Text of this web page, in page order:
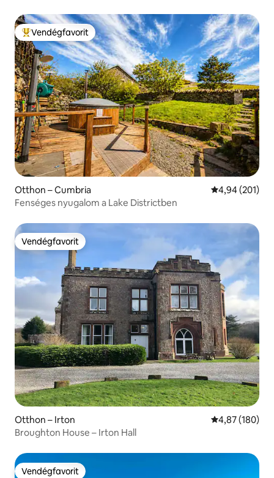
Kiemelt vendégfavorit
Vendégfavorit
Otthon – Cumbria Átlagos
4,94 (201)
Fenséges nyugalom a Lake Districtben
Vendégfavorit
Vendégfavorit
Otthon – Irton Átlagos
4,87 (180)
Broughton House – Irton Hall
Vendégfavorit